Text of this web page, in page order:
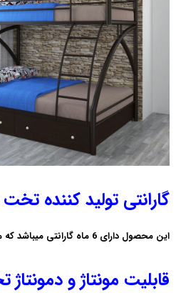
گارانتی تولید کننده
این محصول دارای 6 ماه گارانتی میباشد
قابلیت مونتاژ و